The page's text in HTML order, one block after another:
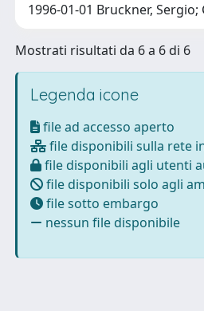
1996-01-01 Bruckner, Sergio;
Mostrati risultati da 6 a 6 di 6
Legenda icone
file ad accesso aperto
file disponibili sulla rete
file disponibili agli utenti
file disponibili solo agli
file sotto embargo
nessun file disponibile